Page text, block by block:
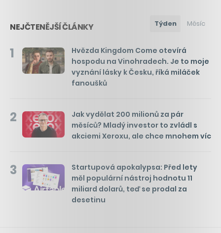
NEJČTENĚJŠÍ ČLÁNKY Týden Měsíc
1
Hvězda Kingdom Come otevírá
hospodu na Vinohradech. Je to moje
vyznání lásky k Česku, říká miláček
fanoušků
2
Jak vydělat 200 milionů za pár
měsíců? Mladý investor to zvládl s
akciemi Xeroxu, ale chce mnohem víc
3
Startupová apokalypsa: Před lety
měl populární nástroj hodnotu 11
miliard dolarů, teď se prodal za
desetinu